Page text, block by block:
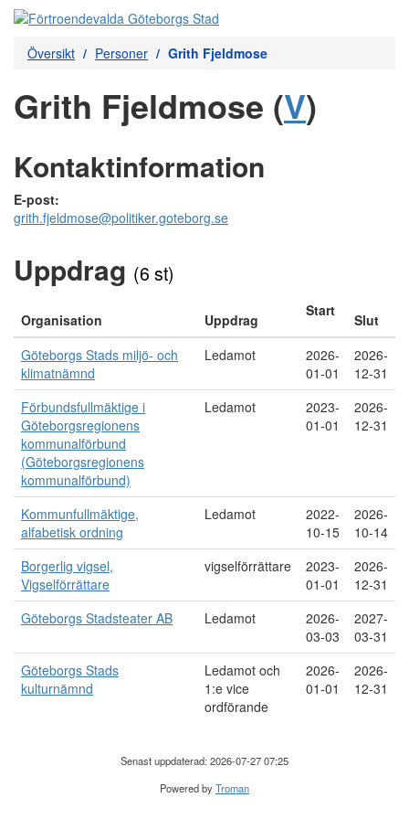
Översikt Personer Grith Fjeldmose
Grith Fjeldmose (V)
Kontaktinformation
E-post:
grith.fjeldmose@politiker.goteborg.se
Uppdrag (6 st)
Organisation Uppdrag
Start
Slut
Göteborgs Stads miljö- och
klimatnämnd
Ledamot
2026-
01-01
2026-
12-31
Förbundsfullmäktige i
Göteborgsregionens
kommunalförbund
(Göteborgsregionens
kommunalförbund)
Ledamot
2023-
01-01
2026-
12-31
Kommunfullmäktige,
alfabetisk ordning
Ledamot
2022-
10-15
2026-
10-14
Borgerlig vigsel,
Vigselförrättare
vigselförrättare
2023-
01-01
2026-
12-31
Göteborgs Stadsteater AB
Ledamot
2026-
03-03
2027-
03-31
Göteborgs Stads
kulturnämnd
Ledamot och
1:e vice
ordförande
2026-
01-01
2026-
12-31
Senast uppdaterad: 2026-07-27 07:25
Powered byTroman